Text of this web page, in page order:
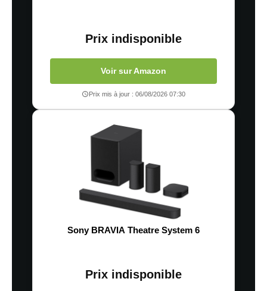
Prix indisponible
Voir sur Amazon
Prix mis à jour : 06/08/2026 07:30
Sony BRAVIA Theatre System 6
Prix indisponible